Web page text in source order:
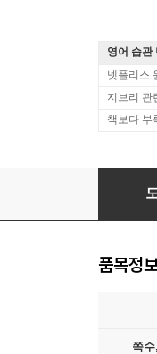
영어 습관
넷플리스
지브리 관
책보다 부
품목정
쪽